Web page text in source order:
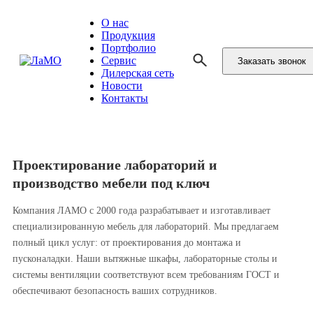
О нас
Продукция
Портфолио
Сервис
Дилерская сеть
Новости
Контакты
Заказать звонок
Проектирование лабораторий и
производство мебели под ключ
Компания ЛАМО с 2000 года разрабатывает и изготавливает
специализированную мебель для лабораторий. Мы предлагаем
полный цикл услуг: от проектирования до монтажа и
пусконаладки. Наши вытяжные шкафы, лабораторные столы и
системы вентиляции соответствуют всем требованиям ГОСТ и
обеспечивают безопасность ваших сотрудников.